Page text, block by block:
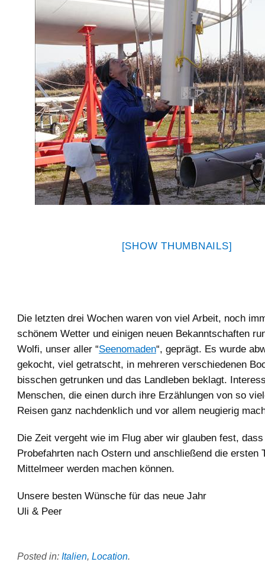
[SHOW THUMBNAILS]
Die letzten drei Wochen waren von viel Arbeit, noch
schönem Wetter und einigen neuen Bekanntschaften
Wolfi, unser aller “Seenomaden“, geprägt. Es wurde
gekocht, viel getratscht, in mehreren verschiedenen
bisschen getrunken und das Landleben beklagt.
Menschen, die einen durch ihre Erzählungen von so
Reisen ganz nachdenklich und vor allem neugierig
Die Zeit vergeht wie im Flug aber wir glauben fest,
Probefahrten nach Ostern und anschließend die ersten
Mittelmeer werden machen können.
Unsere besten Wünsche für das neue Jahr
Uli & Peer
Posted in: Italien, Location.